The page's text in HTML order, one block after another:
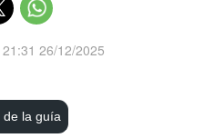
21:31 26/12/2025
de la guía